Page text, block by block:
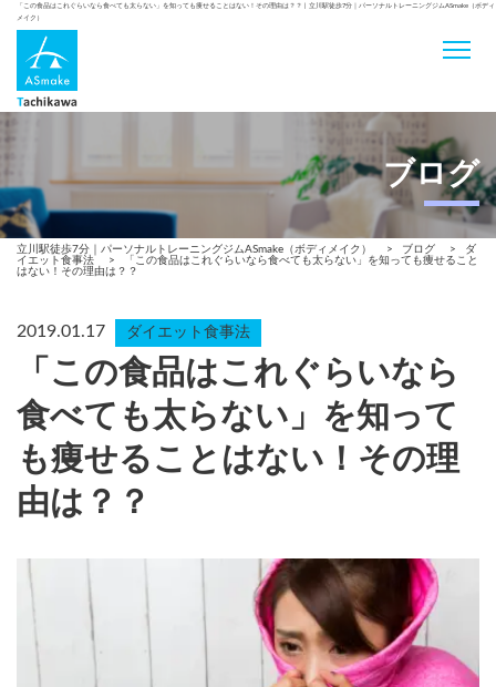
「この食品はこれぐらいなら食べても太らない」を知っても痩せることはない！その理由は？？ | 立川駅徒歩7分｜パーソナルトレーニングジムASmake（ボディ
メイク）
ブログ
立川駅徒歩7分｜パーソナルトレーニングジムASmake（ボディメイク） > ブログ >
ダ
イエット食事法
>
「この食品はこれぐらいなら食べても太らない」を知っても痩せること
はない！その理由は？？
2019.01.17 ダイエット食事法
「この食品はこれぐらいなら
食べても太らない」を知って
も痩せることはない！その理
由は？？